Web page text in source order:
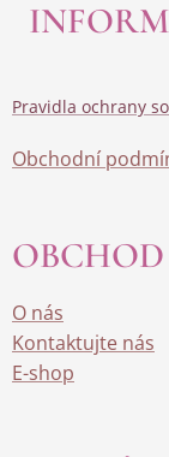
Pravidla ochrany
Obchodní
OBCHOD
O nás
Kontaktujte nás
E-shop